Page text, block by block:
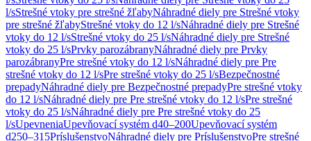
l/sStrešné vtoky pre strešné žľabyNáhradné diely pre Strešné vtoky
pre strešné žľabyStrešné vtoky do 12 l/sNáhradné diely pre Strešné
vtoky do 12 l/sStrešné vtoky do 25 l/sNáhradné diely pre Strešné
vtoky do 25 l/sPrvky parozábranyNáhradné diely pre Prvky
parozábranyPre strešné vtoky do 12 l/sNáhradné diely pre Pre
strešné vtoky do 12 l/sPre strešné vtoky do 25 l/sBezpečnostné
prepadyNáhradné diely pre Bezpečnostné prepadyPre strešné vtoky
do 12 l/sNáhradné diely pre Pre strešné vtoky do 12 l/sPre strešné
vtoky do 25 l/sNáhradné diely pre Pre strešné vtoky do 25
l/sUpevneniaUpevňovací systém d40–200Upevňovací systém
d250–315PríslušenstvoNáhradné diely pre PríslušenstvoPre strešné